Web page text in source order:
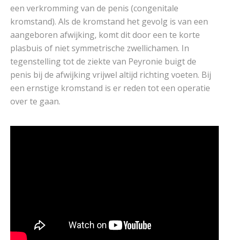
een verkromming van de penis (congenitale
kromstand). Als de kromstand het gevolg is van een
aangeboren afwijking, komt dit door een te korte
plasbuis of niet symmetrische zwellichamen. In
tegenstelling tot de ziekte van Peyronie buigt de
penis bij de afwijking vrijwel altijd richting voeten. Bij
een ernstige kromstand is er reden tot een operatie
over te gaan.